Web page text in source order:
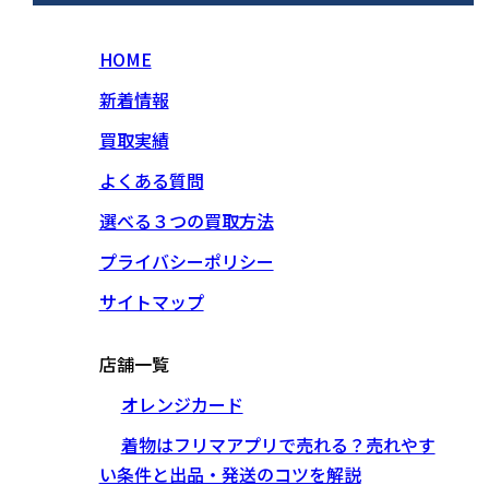
HOME
新着情報
買取実績
よくある質問
選べる３つの買取方法
プライバシーポリシー
サイトマップ
店舗一覧
オレンジカード
着物はフリマアプリで売れる？売れやす
い条件と出品・発送のコツを解説